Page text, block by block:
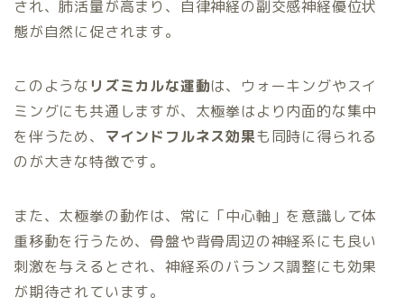
され、肺活量が高まり、自律神経の副交感神経優位状
態が自然に促されます。
このような リズミカルな運動は、ウォーキングやスイ
ミングにも共通しますが、太極拳はより内面的な集中
を伴うため、 マインドフルネス効果も同時に得られる
のが大きな特徴です。
また、太極拳の動作は、常に「中心軸」を意識して体
重移動を行うため、骨盤や背骨周辺の神経系にも良い
刺激を与えるとされ、神経系のバランス調整にも効果
が期待されています。